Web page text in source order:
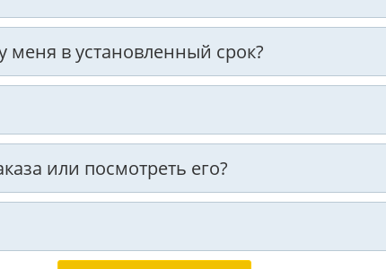
меня в установленный срок?
или посмотреть его?